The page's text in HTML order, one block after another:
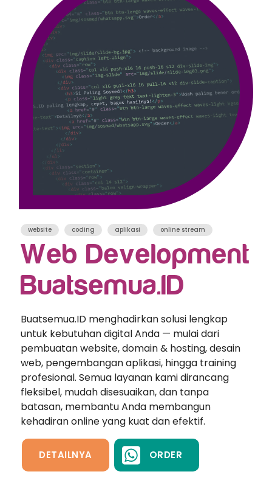
website coding aplikasi online stream
Web Development
Buatsemua.ID
Buatsemua.ID menghadirkan solusi lengkap
untuk kebutuhan digital Anda — mulai dari
pembuatan website, domain & hosting, desain
web, pengembangan aplikasi, hingga training
profesional. Semua layanan kami dirancang
fleksibel, mudah disesuaikan, dan tanpa
batasan, membantu Anda membangun
kehadiran online yang kuat dan efektif.
DETAILNYA ORDER